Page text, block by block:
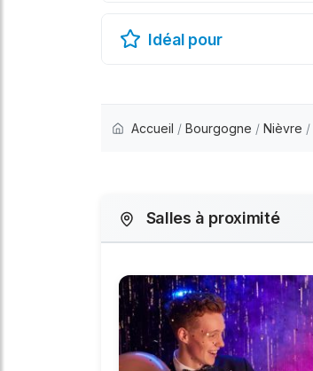
Idéal pour
Accueil / Bourgogne / Nièvre /
Salles à proximité